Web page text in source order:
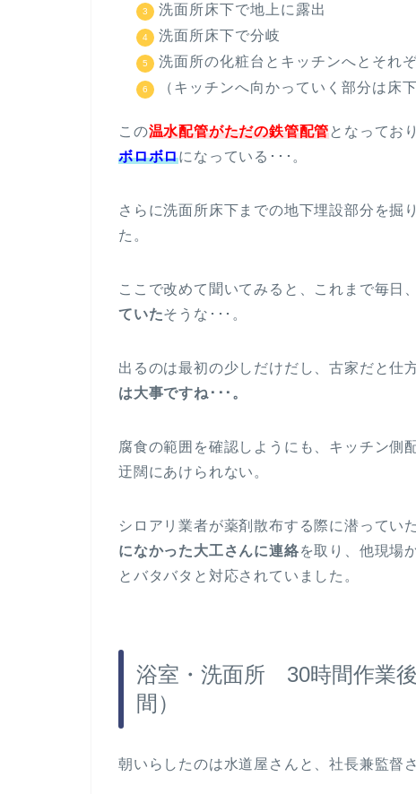
洗面所床下で地上に露出
洗面所床下で分岐
洗面所の化粧台とキッチンへとそれ
（キッチンへ向かっていく部分は床
この温水配管がただの鉄管配管となってお
ボロボロになっている･･･。
さらに洗面所床下までの地下埋設部分を掘
た。
ここで改めて聞いてみると、これまで毎日
ていたそうな･･･。
出るのは最初の少しだけだし、古家だと仕
は大事ですね･･･。
腐食の範囲を確認しようにも、キッチン側
迂闊にあけられない。
シロアリ業者が薬剤散布する際に潜ってい
になかった大工さんに連絡を取り、他現場
とバタバタと対応されていました。
浴室・洗面所 30時間作業
間）
朝いらしたのは水道屋さんと、社長兼監督さ